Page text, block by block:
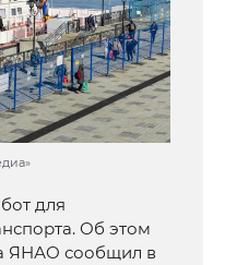
для
Об этом
ЯНАО сообщил в